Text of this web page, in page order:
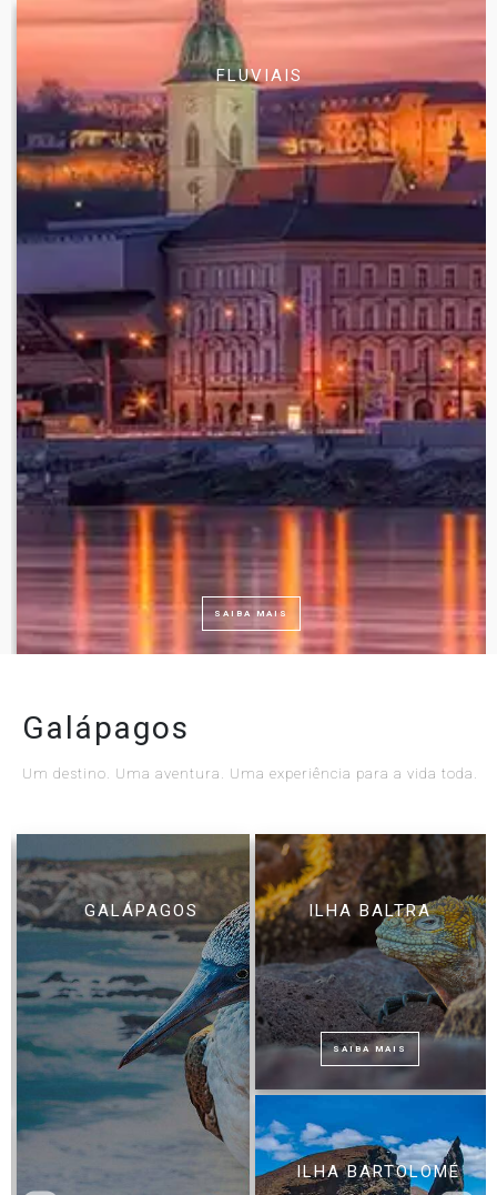
FLUVIAIS
SAIBA MAIS
Galápagos
Um destino. Uma aventura. Uma experiência para a vida toda.
GALÁPAGOS ILHA BALTRA
SAIBA MAIS
ILHA BARTOLOMÉ